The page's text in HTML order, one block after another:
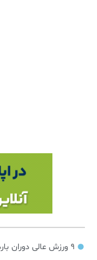
۹ ورزش عالی دوران بارداری که برای سلامت مادر و جنین مفیدند